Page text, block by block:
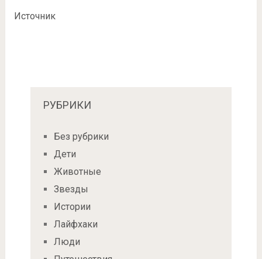
Источник
РУБРИКИ
Без рубрики
Дети
Животные
Звезды
Истории
Лайфхаки
Люди